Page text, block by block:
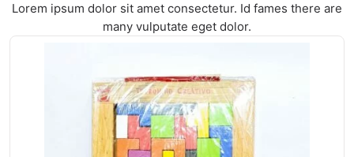
Lorem ipsum dolor sit amet consectetur. Id fames there are
many vulputate eget dolor.